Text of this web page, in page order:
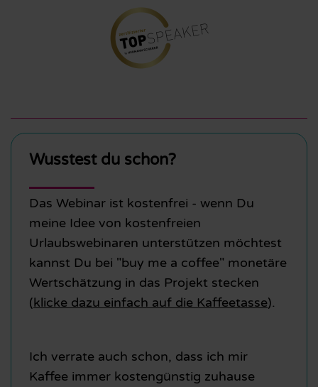
Wusstest du schon?
Das Webinar ist kostenfrei - wenn Du
meine Idee von kostenfreien
Urlaubswebinaren unterstützen möchtest
kannst Du bei "buy me a coffee" monetäre
Wertschätzung in das Projekt stecken
(klicke dazu einfach auf die Kaffeetasse).
Ich verrate auch schon, dass ich mir
Kaffee immer kostengünstig zuhause